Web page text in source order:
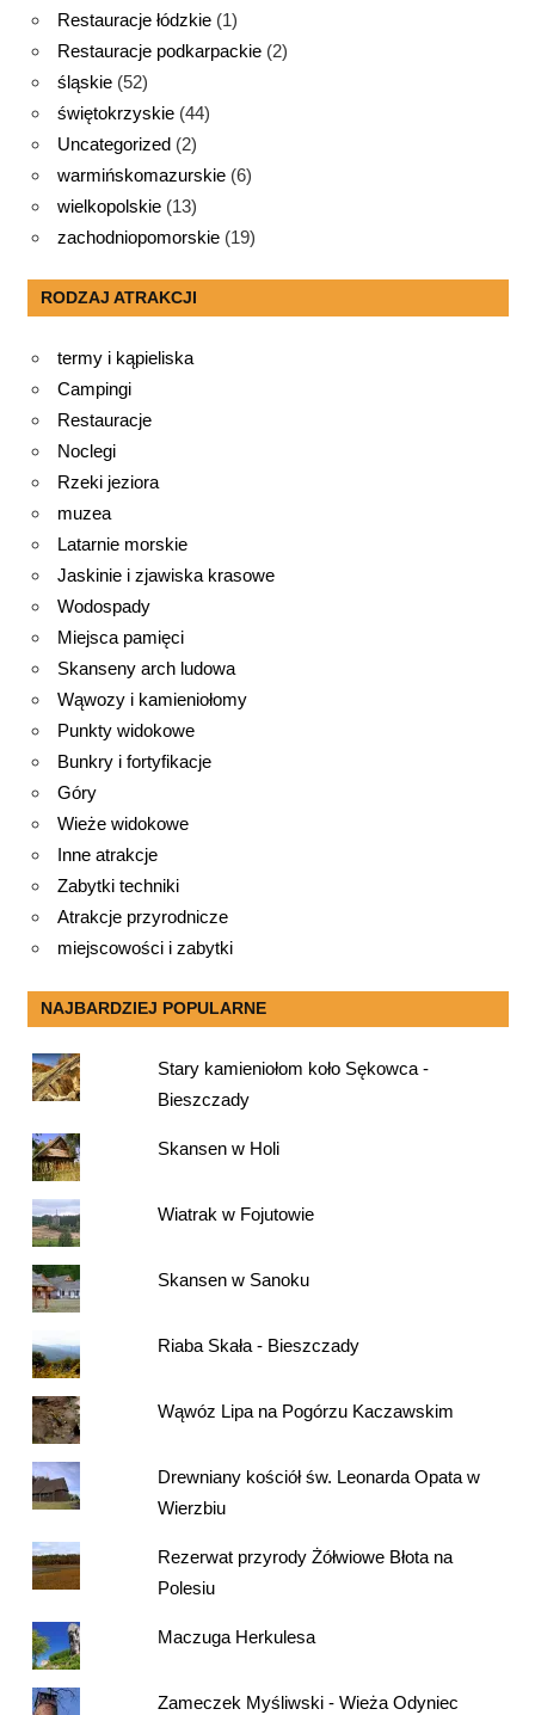
Restauracje łódzkie (1)
Restauracje podkarpackie (2)
śląskie (52)
świętokrzyskie (44)
Uncategorized (2)
warmińskomazurskie (6)
wielkopolskie (13)
zachodniopomorskie (19)
RODZAJ ATRAKCJI
termy i kąpieliska
Campingi
Restauracje
Noclegi
Rzeki jeziora
muzea
Latarnie morskie
Jaskinie i zjawiska krasowe
Wodospady
Miejsca pamięci
Skanseny arch ludowa
Wąwozy i kamieniołomy
Punkty widokowe
Bunkry i fortyfikacje
Góry
Wieże widokowe
Inne atrakcje
Zabytki techniki
Atrakcje przyrodnicze
miejscowości i zabytki
NAJBARDZIEJ POPULARNE
Stary kamieniołom koło Sękowca -
Bieszczady
Skansen w Holi
Wiatrak w Fojutowie
Skansen w Sanoku
Riaba Skała - Bieszczady
Wąwóz Lipa na Pogórzu Kaczawskim
Drewniany kościół św. Leonarda Opata w
Wierzbiu
Rezerwat przyrody Żółwiowe Błota na
Polesiu
Maczuga Herkulesa
Zameczek Myśliwski - Wieża Odyniec